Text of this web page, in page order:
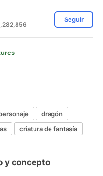
Seguir
dragón
criatura de fantasía
y concepto